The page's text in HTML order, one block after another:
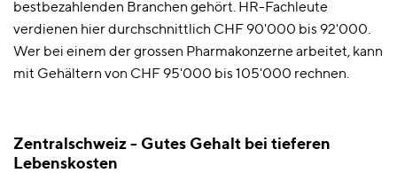
bestbezahlenden Branchen gehört. HR-Fachleute
verdienen hier durchschnittlich CHF 90'000 bis 92'000.
Wer bei einem der grossen Pharmakonzerne arbeitet, kann
mit Gehältern von CHF 95'000 bis 105'000 rechnen.
Zentralschweiz - Gutes Gehalt bei tieferen
Lebenskosten